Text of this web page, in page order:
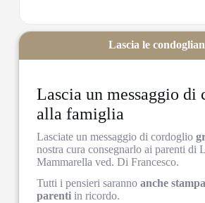
Lascia un messaggio di
alla famiglia
Lasciate un messaggio di cordoglio
nostra cura consegnarlo ai parenti di
Mammarella ved. Di Francesco.
Tutti i pensieri sarannoanche
parenti in ricordo.
Lascia le